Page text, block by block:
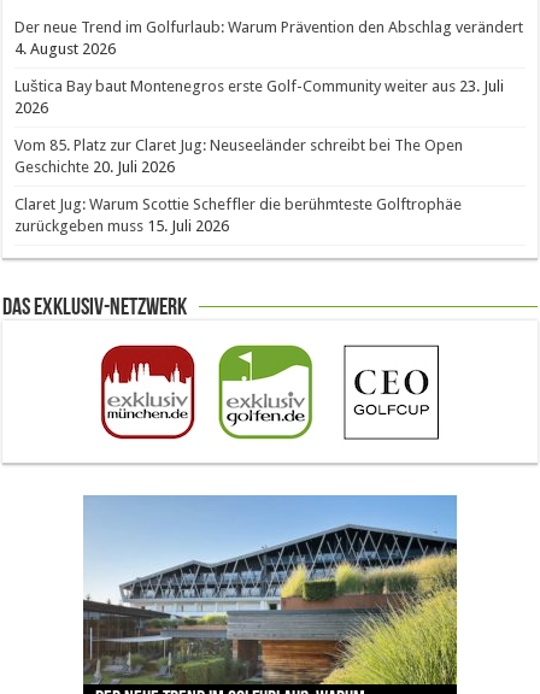
Der neue Trend im Golfurlaub: Warum Prävention den Abschlag verändert
4. August 2026
Luštica Bay baut Montenegros erste Golf-Community weiter aus 23. Juli
2026
Vom 85. Platz zur Claret Jug: Neuseeländer schreibt bei The Open
Geschichte 20. Juli 2026
Claret Jug: Warum Scottie Scheffler die berühmteste Golftrophäe
zurückgeben muss 15. Juli 2026
Das Exklusiv-Netzwerk
The Open 2026 in Royal Birkdale: Warum der